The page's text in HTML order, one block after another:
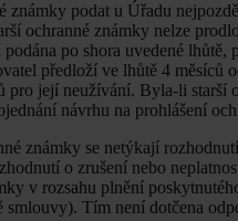
známky podat u Úřadu
ochranné známky nelze
po shora uvedené
předloží ve lhůtě 4
pro její neužívání. Byla-li starší
návrhu na prohlášení
známky se netýkají
o zrušení nebo
v rozsahu plnění
Tím není dotčena